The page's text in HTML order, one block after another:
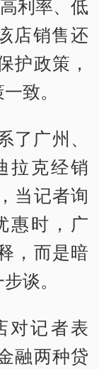
利率、低
店销售还
护政策，
致。
广州、
拉克经销
当记者询
惠时，广
，而是暗
谈。
对记者表
融两种贷